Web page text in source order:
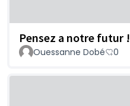
Pensez a notre futur !
Ouessanne Dobé 0